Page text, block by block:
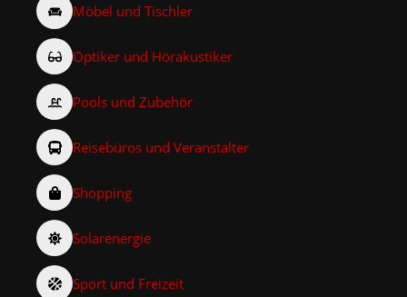
Möbel und Tischler
Optiker und Hörakustiker
Pools und Zubehör
Reisebüros und Veranstalter
Shopping
Solarenergie
Sport und Freizeit